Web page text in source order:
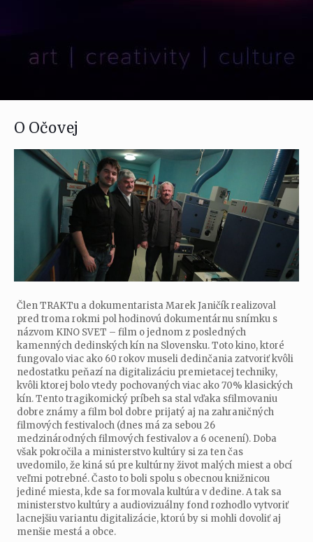
O Očovej
Člen TRAKTu a dokumentarista Marek Janičík realizoval
pred troma rokmi pol hodinovú dokumentárnu snímku s
názvom KINO SVET – film o jednom z posledných
kamenných dedinských kín na Slovensku. Toto kino, ktoré
fungovalo viac ako 60 rokov museli dedinčania zatvoriť kvôli
nedostatku peňazí na digitalizáciu premietacej techniky,
kvôli ktorej bolo vtedy pochovaných viac ako 70% klasických
kín. Tento tragikomický príbeh sa stal vďaka sfilmovaniu
dobre známy a film bol dobre prijatý aj na zahraničných
filmových festivaloch (dnes má za sebou 26
medzinárodných filmových festivalov a 6 ocenení). Doba
však pokročila a ministerstvo kultúry si za ten čas
uvedomilo, že kiná sú pre kultúrny život malých miest a obcí
veľmi potrebné. Často to boli spolu s obecnou knižnicou
jediné miesta, kde sa formovala kultúra v dedine. A tak sa
ministerstvo kultúry a audiovizuálny fond rozhodlo vytvoriť
lacnejšiu variantu digitalizácie, ktorú by si mohli dovoliť aj
menšie mestá a obce.